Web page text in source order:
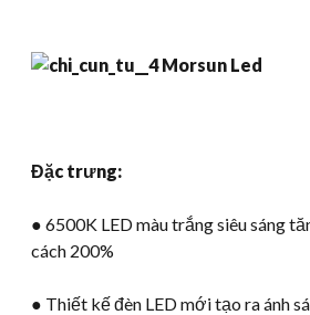
Đặc trưng:
● 6500K LED màu trắng siêu sáng
cách 200%
● Thiết kế đèn LED mới tạo ra ánh